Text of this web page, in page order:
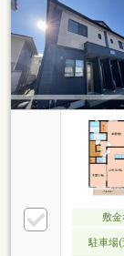
敷金
駐車場